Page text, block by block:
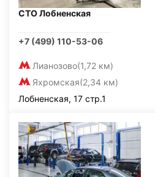
СТО Лобненская
+7 (499) 110-53-06
Лианозово(1,72 км)
Яхромская(2,34 км)
Лобненская, 17 стр.1